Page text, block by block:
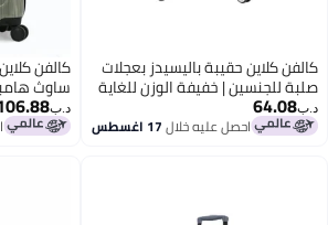
4
كالفن كلاين حقيبة باليسيدز بعجلات
صلبة للجنسين | خفيفة الوزن للغاية
من بعجلات دوارة ألوان بني
د.ب‏64.08
احصل عليه خلال17 اغسطس 3
كالفن
ساوث
العجلات،
البولي كربونات، 4
د.ب‏